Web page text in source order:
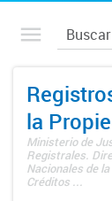
la
Ministerio de
Registrales.
Nacionales de
Créditos ...